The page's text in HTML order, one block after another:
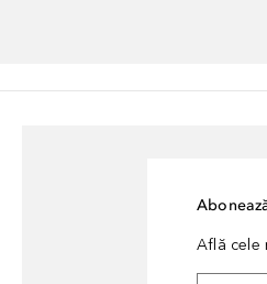
Află cele